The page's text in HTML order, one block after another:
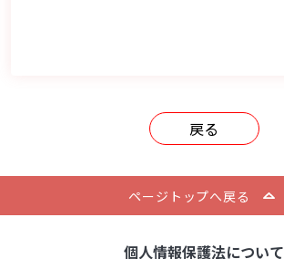
戻る
ページトップへ戻る
個人情報保護法について